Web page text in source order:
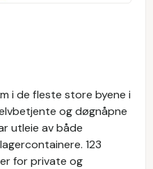
i de fleste store byene i
og døgnåpne
utleie av både
123
for private og